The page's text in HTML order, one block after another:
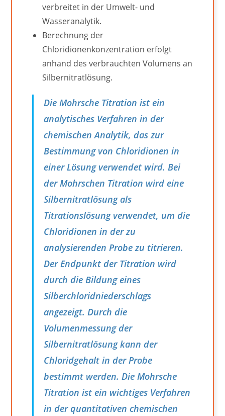
verbreitet in der Umwelt- und
Wasseranalytik.
Berechnung der
Chloridionenkonzentration erfolgt
anhand des verbrauchten Volumens an
Silbernitratlösung.
Die Mohrsche Titration ist ein
analytisches Verfahren in der
chemischen Analytik, das zur
Bestimmung von Chloridionen in
einer Lösung verwendet wird. Bei
der Mohrschen Titration wird eine
Silbernitratlösung als
Titrationslösung verwendet, um die
Chloridionen in der zu
analysierenden Probe zu titrieren.
Der Endpunkt der Titration wird
durch die Bildung eines
Silberchloridniederschlags
angezeigt. Durch die
Volumenmessung der
Silbernitratlösung kann der
Chloridgehalt in der Probe
bestimmt werden. Die Mohrsche
Titration ist ein wichtiges Verfahren
in der quantitativen chemischen